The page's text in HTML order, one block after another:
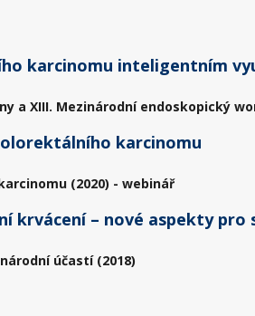
karcinomu inteligentním
a XIII. Mezinárodní endoskopický
karcinomu
(2020) - webinář
krvácení – nové aspekty
účastí (2018)